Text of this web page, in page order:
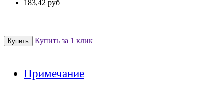
183,42 руб
Купить за 1 клик
Примечание